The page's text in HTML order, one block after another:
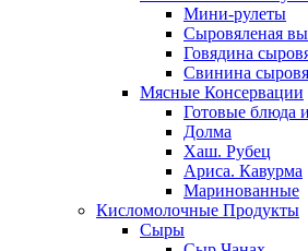
Мини-рулеты
Сыровяленая
Говядина
Свинина
Мясные Консервации
Готовые блюда
Долма
Хаш. Рубец
Ариса. Кавурма
Маринованные
Кисломолочные Продукты
Сыры